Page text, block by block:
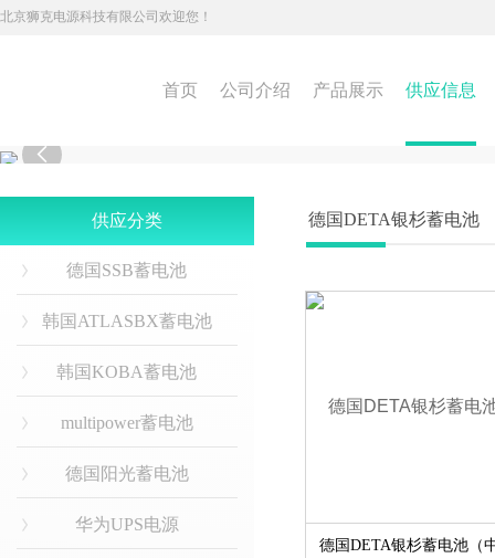
北京狮克电源科技有限公司欢迎您！
首页 公司介绍 产品展示 供应信息

供应分类
德国SSB蓄电池
韩国ATLASBX蓄电池
韩国KOBA蓄电池
multipower蓄电池
德国阳光蓄电池
华为UPS电源
德国DETA银杉蓄电池
德国DETA银杉蓄电池（